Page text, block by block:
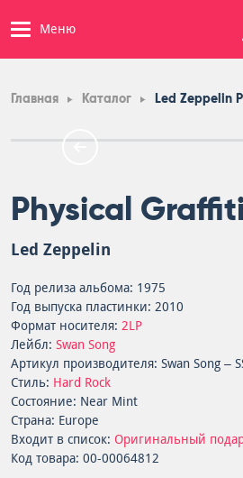
Меню
Главная Каталог Led Zeppelin
Physical Graffiti
Led Zeppelin
Год релиза альбома: 1975
Год выпуска пластинки: 2010
Формат носителя: 2LP
Лейбл: Swan Song
Артикул производителя: Swan Song –
Стиль: Hard Rock
Состояние: Near Mint
Страна: Europe
Входит в список: Оригинальный
Код товара: 00-00064812